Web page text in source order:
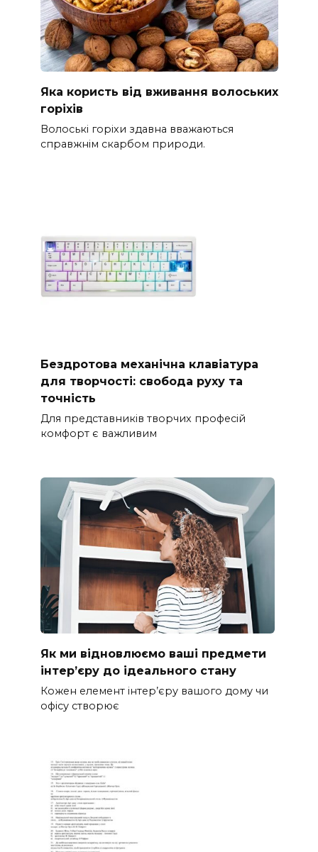
Яка користь від вживання волоських
горіхів
Волоські горіхи здавна вважаються
справжнім скарбом природи.
Бездротова механічна клавіатура
для творчості: свобода руху та
точність
Для представників творчих професій
комфорт є важливим
Як ми відновлюємо ваші предмети
інтер’єру до ідеального стану
Кожен елемент інтер’єру вашого дому чи
офісу створює